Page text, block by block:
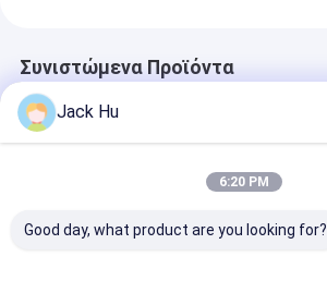
Συνιστώμενα Προϊόντα
Jack Hu
6:20 PM
Good day, what product are you looking for?